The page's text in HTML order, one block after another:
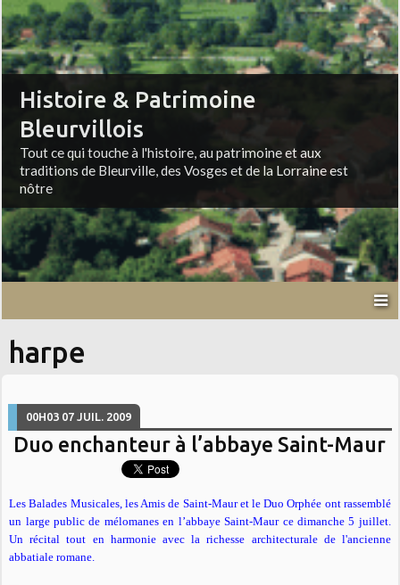
Histoire & Patrimoine
Bleurvillois
Tout ce qui touche à l'histoire, au patrimoine et aux
traditions de Bleurville, des Vosges et de la Lorraine est
nôtre
harpe
00H03 07 JUIL. 2009
Duo enchanteur à l’abbaye Saint-Maur
Les Balades Musicales, les Amis de Saint-Maur et le Duo Orphée ont rassemblé
un large public de mélomanes en l’abbaye Saint-Maur ce dimanche 5 juillet.
Un récital tout en harmonie avec la richesse architecturale de l'ancienne
abbatiale romane.